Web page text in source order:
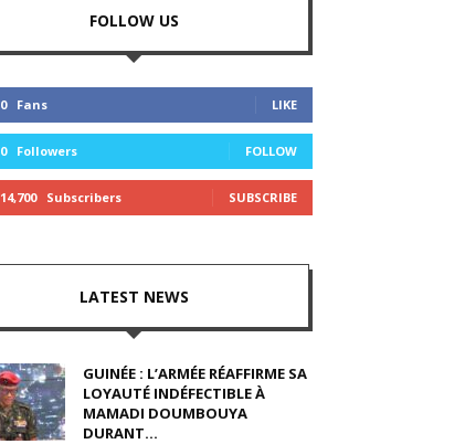
FOLLOW US
0 Fans LIKE
0 Followers FOLLOW
14,700 Subscribers SUBSCRIBE
LATEST NEWS
GUINÉE : L’ARMÉE RÉAFFIRME SA
LOYAUTÉ INDÉFECTIBLE À
MAMADI DOUMBOUYA
DURANT...